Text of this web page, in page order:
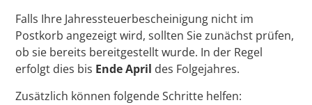
Falls Ihre Jahressteuerbescheinigung nicht im
Postkorb angezeigt wird, sollten Sie zunächst prüfen,
ob sie bereits bereitgestellt wurde. In der Regel
erfolgt dies bis Ende April des Folgejahres.
Zusätzlich können folgende Schritte helfen: